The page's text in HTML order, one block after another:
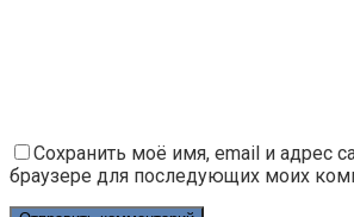
Сохранить моё имя, email и адрес
браузере для последующих моих